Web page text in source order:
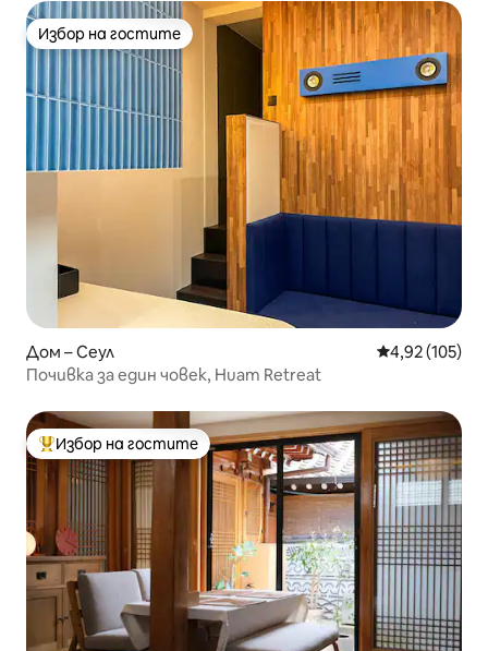
Избор на гостите
Избор на гостите
Дом – Сеул Средна
4,92 (105)
Почивка за един човек, Huam Retreat
Най-популярен избор на гостите
Избор на гостите